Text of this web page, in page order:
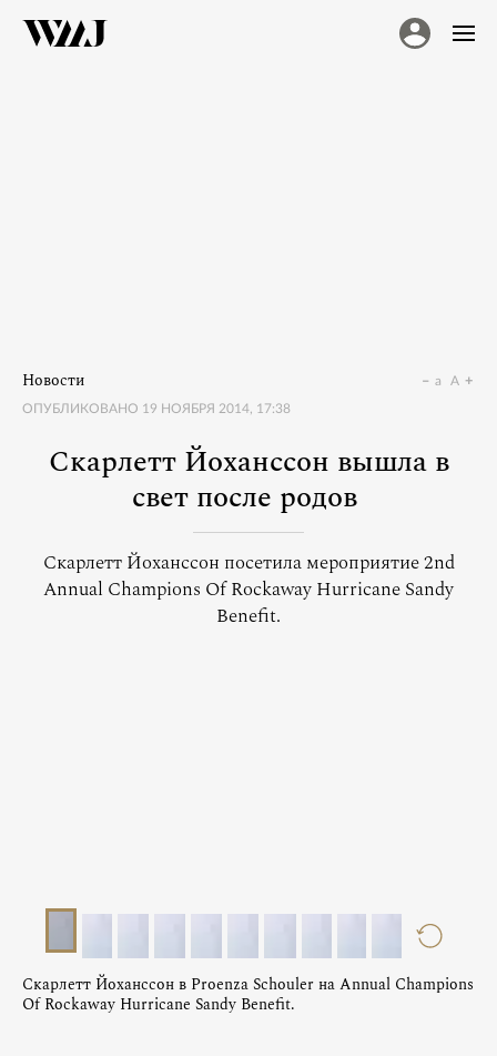
Новости
ОПУБЛИКОВАНО 19 НОЯБРЯ 2014, 17:38
a A
Скарлетт Йоханссон вышла в
свет после родов
Скарлетт Йоханссон посетила мероприятие 2nd
Annual Champions Of Rockaway Hurricane Sandy
Benefit.
Скарлетт Йоханссон в Proenza Schouler на Annual Champions
Of Rockaway Hurricane Sandy Benefit.